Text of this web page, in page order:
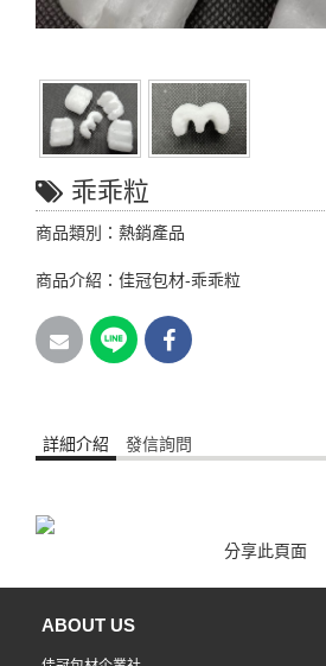
乖乖粒
商品類別：熱銷產品
商品介紹：佳冠包材-乖乖粒
詳細介紹 發信詢問
分享此頁面
ABOUT US